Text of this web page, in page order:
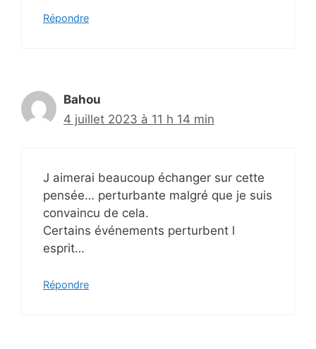
Répondre
Bahou
4 juillet 2023 à 11 h 14 min
J aimerai beaucoup échanger sur cette
pensée… perturbante malgré que je suis
convaincu de cela.
Certains événements perturbent l
esprit…
Répondre